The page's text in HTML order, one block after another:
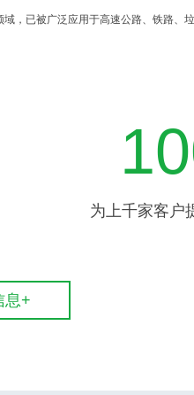
域，已被广泛应用于高速公路、铁路、
为上千家客户
息+